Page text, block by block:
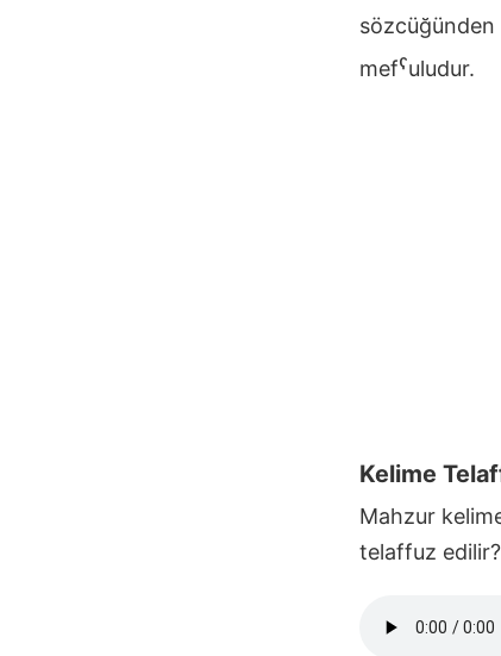
sözcüğünden
mefˁuludur.
Kelime
Mahzur
telaffuz